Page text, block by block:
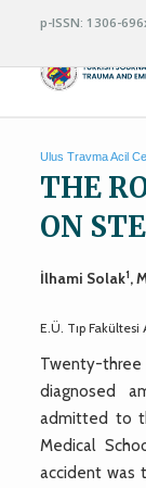
p-ISSN: 1306-
Ulus Travma Acil
THE
ON
İlhami Solak1,
E.Ü. Tıp
Twenty-
diagnosed
admitted to
Medical
accident was